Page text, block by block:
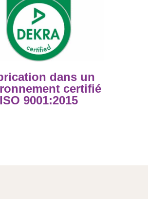
dans un
certifié
ISO 9001:2015